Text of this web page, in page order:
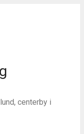
centerby i